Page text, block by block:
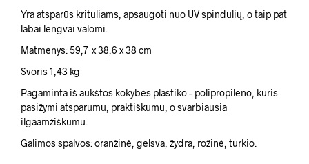
Yra atsparūs krituliams, apsaugoti nuo UV spindulių, o taip pat
labai lengvai valomi.
Matmenys: 59,7 x 38,6 x 38 cm
Svoris 1,43 kg
Pagaminta iš aukštos kokybės plastiko – polipropileno, kuris
pasižymi atsparumu, praktiškumu, o svarbiausia
ilgaamžiškumu.
Galimos spalvos: oranžinė, gelsva, žydra, rožinė, turkio.